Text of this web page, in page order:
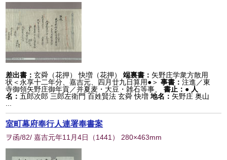
差出書：玄舜（花押） 快増（花押） 端裏書： 矢野庄学衆方散用
状＜永享十二年分、嘉吉元、四月廿九日算用●＞ 事書：注進／東
寺御領矢野庄御年貢／并夏麦・大豆・雑石等事、書止： ● 人
名：五郎次郎 三郎左衛門 百姓賢法 玄舜 快増 地名： 矢野庄 奥山
室町幕府奉行人連署奉書案
ヲ函/82/ 嘉吉元年11月4日 （1441 ） 280×463mm